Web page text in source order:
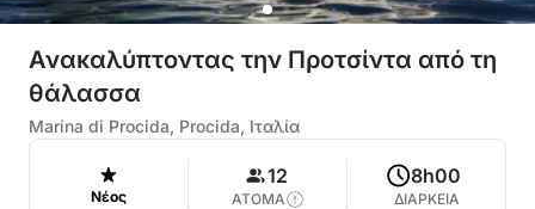
Ανακαλύπτοντας την Προτσίντα από τη
θάλασσα
Marina di Procida, Procida, Ιταλία
Νέος
12
ΑΤΟΜΑ
8h00
ΔΙΑΡΚΕΙΑ